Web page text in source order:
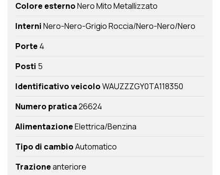
Colore esternoNero Mito Metallizzato
InterniNero-Nero-Grigio Roccia/Nero-Nero/Nero
Porte 4
Posti 5
Identificativo veicoloWAUZZZGY0TA118350
Numero pratica26624
AlimentazioneElettrica/Benzina
Tipo di cambioAutomatico
Trazioneanteriore